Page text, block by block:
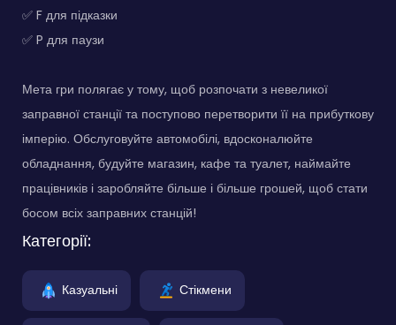
✅ F для підказки
✅ P для паузи
Мета гри полягає у тому, щоб розпочати з невеликої
заправної станції та поступово перетворити її на прибуткову
імперію. Обслуговуйте автомобілі, вдосконалюйте
обладнання, будуйте магазин, кафе та туалет, наймайте
працівників і заробляйте більше і більше грошей, щоб стати
босом всіх заправних станцій!
Категорії:
Казуальні Стікмени